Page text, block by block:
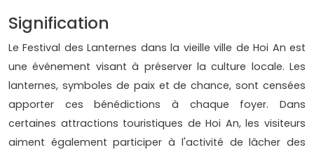
Signification
Le Festival des Lanternes dans la vieille ville de Hoi An est
une événement visant à préserver la culture locale. Les
lanternes, symboles de paix et de chance, sont censées
apporter ces bénédictions à chaque foyer. Dans
certaines attractions touristiques de Hoi An, les visiteurs
aiment également participer à l'activité de lâcher des